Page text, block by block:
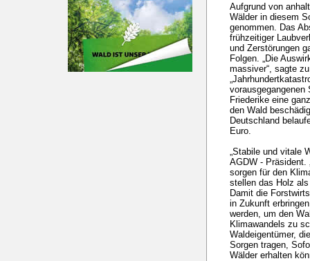
Aufgrund von
Wälder in diesem
genommen. Das
frühzeitiger
und Zerstörungen
Folgen. „Die
massiver“, sagte
vorausgegangenen
Friederike eine
den Wald
Deutschland
Euro.
„Stabile und vitale
AGDW - Präsident.
sorgen für den
stellen das Holz
Damit die
in Zukunft
werden, um den
Klimawandels zu
Waldeigentümer,
Sorgen tragen,
Wälder erhalten